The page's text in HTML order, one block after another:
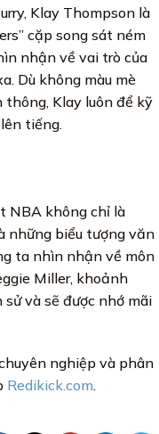
Klay Thompson là
cặp song sát ném
nhận về vai trò của
Dù không màu mè
Klay luôn để kỹ
tiếng.
NBA không chỉ là
những biểu tượng văn
ta nhìn nhận về môn
Miller, khoảnh
và sẽ được nhớ mãi
nghiệp và phân
Redikick.com.